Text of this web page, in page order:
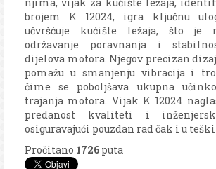
brojem K 12024, igra ključnu
učvršćuje kućište ležaja, što je
održavanje poravnanja i
dijelova motora. Njegov precizan
pomažu u smanjenju vibracija i
čime se poboljšava ukupna
trajanja motora. Vijak K 12024
predanost kvaliteti i
osiguravajući pouzdan rad čak i u
Pročitano 1726 puta